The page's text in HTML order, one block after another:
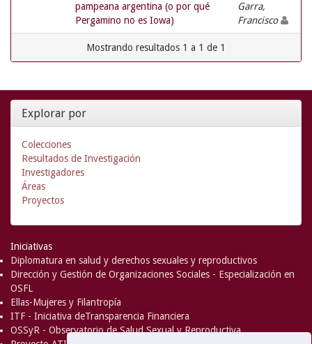
pampeana argentina (o por qué
Pergamino no es Iowa)
Garra,
Francisco
Mostrando resultados 1 a 1 de 1
Explorar por
Colecciones
Resultados de Investigación
Investigadores
Áreas
Proyectos
Iniciativas
Diplomatura en salud y derechos sexuales y reproductivos
Dirección y Gestión de Organizaciones Sociales - Especialización en
OSFL
Ellas-Mujeres y Filantropía
ITF - Iniciativa deTransparencia Financiera
OSSyR - Observatorio de Salud Sexual y Reproductiva